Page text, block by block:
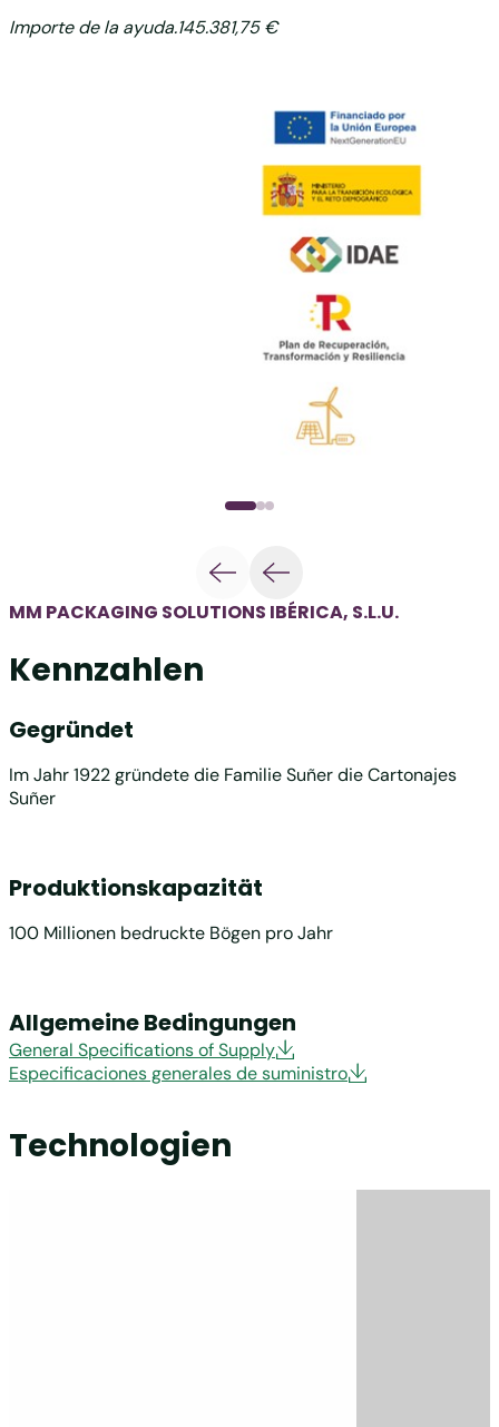
Importe de la ayuda.145.381,75 €
MM PACKAGING SOLUTIONS IBÉRICA, S.L.U.
Kennzahlen
Gegründet
Im Jahr 1922 gründete die Familie Suñer die Cartonajes
Suñer
Produktionskapazität
100 Millionen bedruckte Bögen pro Jahr
Allgemeine Bedingungen
General Specifications of Supply
Especificaciones generales de suministro
Technologien